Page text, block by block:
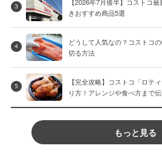
3
【2026年7月後半】コストコ
きおすすめ商品5選
4
どうして人気なの？コストコ
切る方法
5
【完全攻略】コストコ「ロテ
り方！アレンジや食べ方まで
もっと見る